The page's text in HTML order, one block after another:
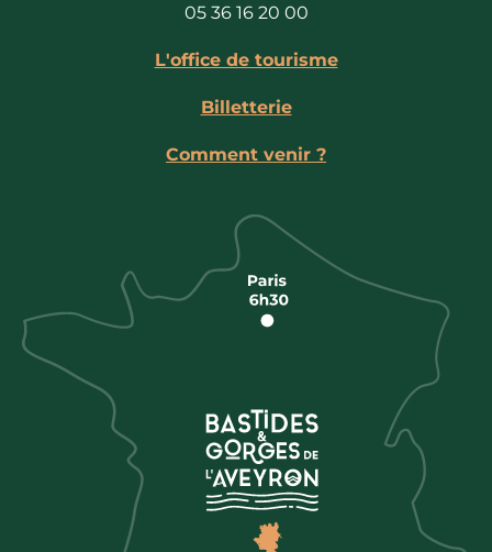
05 36 16 20 00
L'office de tourisme
Billetterie
Comment venir ?